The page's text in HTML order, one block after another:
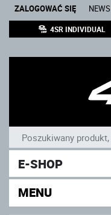
ZALOGOWAĆ SIĘ NEWS
4SR INDIVIDUAL
E-SHOP
MENU